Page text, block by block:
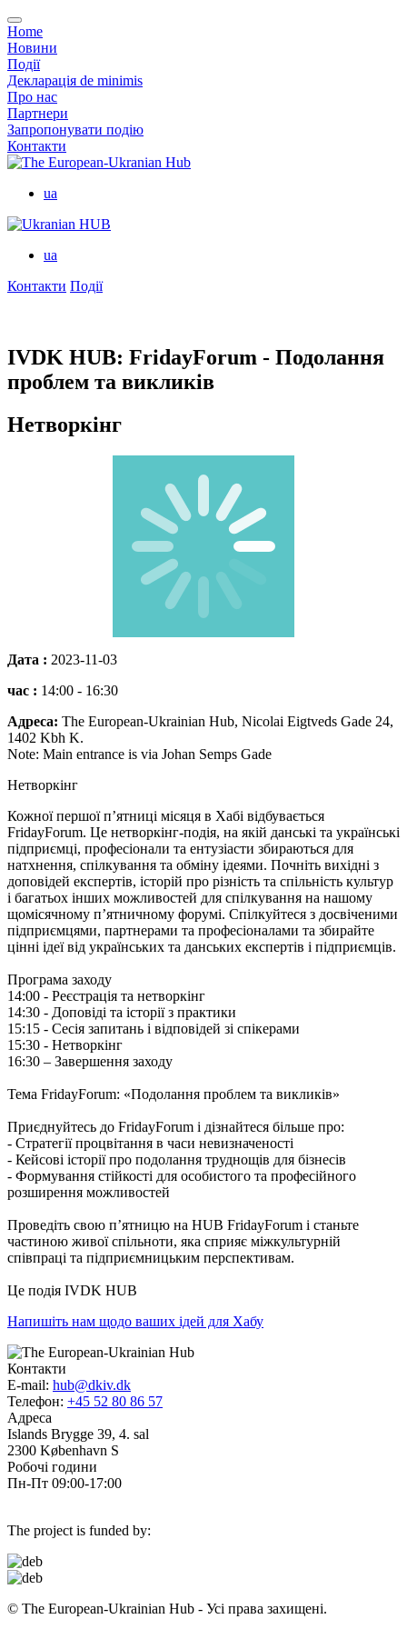
Home
Новини
Події
Декларація de minimis
Про нас
Партнери
Запропонувати подію
Контакти
ua
ua
Контакти Події
IVDK HUB: FridayForum - Подолання
проблем та викликів
Нетворкінг
Дата : 2023-11-03
час : 14:00 - 16:30
Адреса: The European-Ukrainian Hub, Nicolai Eigtveds Gade 24,
1402 Kbh K.
Note: Main entrance is via Johan Semps Gade
Нетворкінг
Кожної першої п’ятниці місяця в Хабі відбувається
FridayForum. Це нетворкінг-подія, на якій данські та українські
підприємці, професіонали та ентузіасти збираються для
натхнення, спілкування та обміну ідеями. Почніть вихідні з
доповідей експертів, історій про різність та спільність культур
і багатьох інших можливостей для спілкування на нашому
щомісячному п’ятничному форумі. Спілкуйтеся з досвіченими
підприємцями, партнерами та професіоналами та збирайте
цінні ідеї від українських та данських експертів і підприємців.
Програма заходу
14:00 - Реєстрація та нетворкінг
14:30 - Доповіді та історії з практики
15:15 - Сесія запитань і відповідей зі спікерами
15:30 - Нетворкінг
16:30 – Завершення заходу
Тема FridayForum: «Подолання проблем та викликів»
Приєднуйтесь до FridayForum і дізнайтеся більше про:
- Стратегії процвітання в часи невизначеності
- Кейсові історії про подолання труднощів для бізнесів
- Формування стійкості для особистого та професійного
розширення можливостей
Проведіть свою п’ятницю на HUB FridayForum і станьте
частиною живої спільноти, яка сприяє міжкультурній
співпраці та підприємницьким перспективам.
Це подія IVDK HUB
Напишіть нам щодо ваших ідей для Хабу
Контакти
E-mail: hub@dkiv.dk
Телефон: +45 52 80 86 57
Адреса
Islands Brygge 39, 4. sal
2300 København S
Робочі години
Пн-Пт 09:00-17:00
The project is funded by:
© The European-Ukrainian Hub - Усі права захищені.